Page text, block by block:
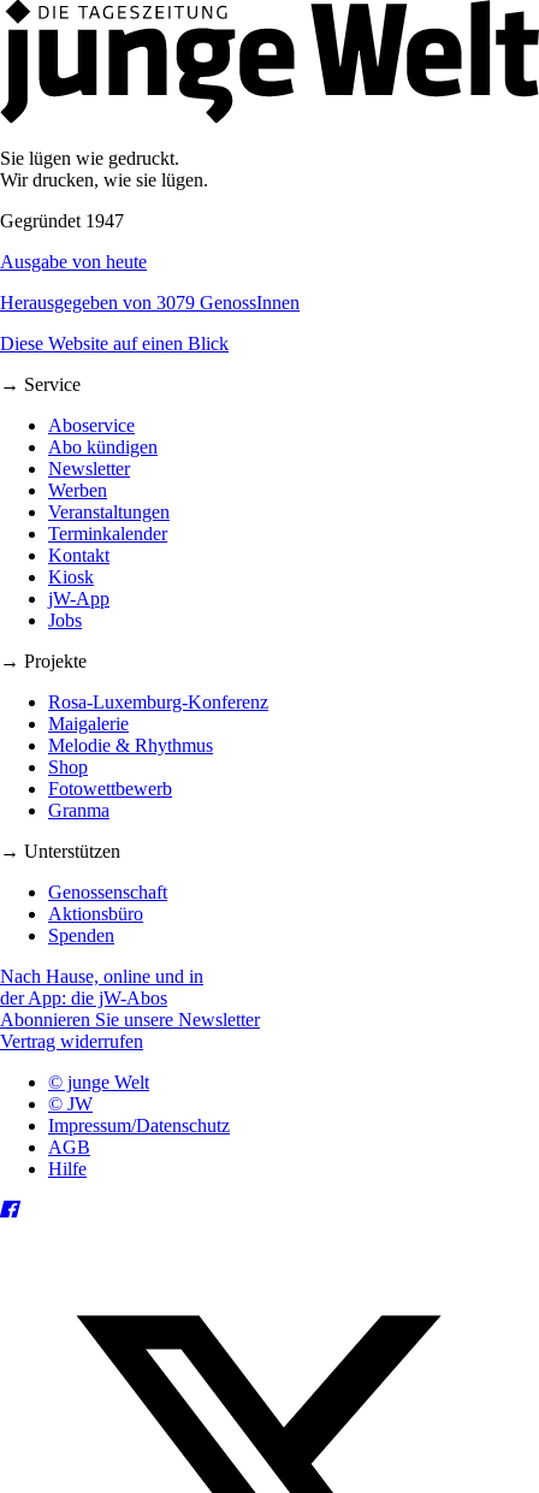
Sie lügen wie gedruckt.
Wir drucken, wie sie lügen.
Gegründet 1947
Ausgabe von heute
Herausgegeben von 3079 GenossInnen
Diese Website auf einen Blick
→ Service
Aboservice
Abo kündigen
Newsletter
Werben
Veranstaltungen
Terminkalender
Kontakt
Kiosk
jW-App
Jobs
→ Projekte
Rosa-Luxemburg-Konferenz
Maigalerie
Melodie & Rhythmus
Shop
Fotowettbewerb
Granma
→ Unterstützen
Genossenschaft
Aktionsbüro
Spenden
Nach Hause, online und in
der App: die jW-Abos
Abonnieren Sie unsere Newsletter
Vertrag widerrufen
© junge Welt
© JW
Impressum/Datenschutz
AGB
Hilfe